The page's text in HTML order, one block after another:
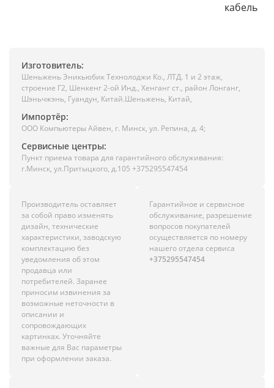
кабель
Изготовитель:
Шеньжень Эникьюбик Технолоджи Ко., ЛТД. 1 и 2 этаж,
строение Г2, Шенкенг 2-ой Инд., Хенганг ст., район Лонганг,
Шэньчжэнь, Гуандун, Китай.Шеньжень, Китай,
Импортёр:
ООО Компьютеры Айвен, г. Минск, ул. Репина, д. 4;
Сервисные центры:
Пункт приема товара для гарантийного обслуживания:
г.Минск, ул.Притыцкого, д.105 +375295547454
Производитель оставляет
за собой право изменять
дизайн, технические
характеристики, заводскую
комплектацию без
уведомления об этом
продавца или
потребителей. Заранее
приносим извинения за
возможные неточности в
описании и
сопровождающих
картинках. Уточняйте
важные для Вас параметры
при оформлении заказа.
Гарантийное и сервисное
обслуживание, разрешение
вопросов покупателей
осуществляется по номеру
нашего отдела сервиса
+375295547454